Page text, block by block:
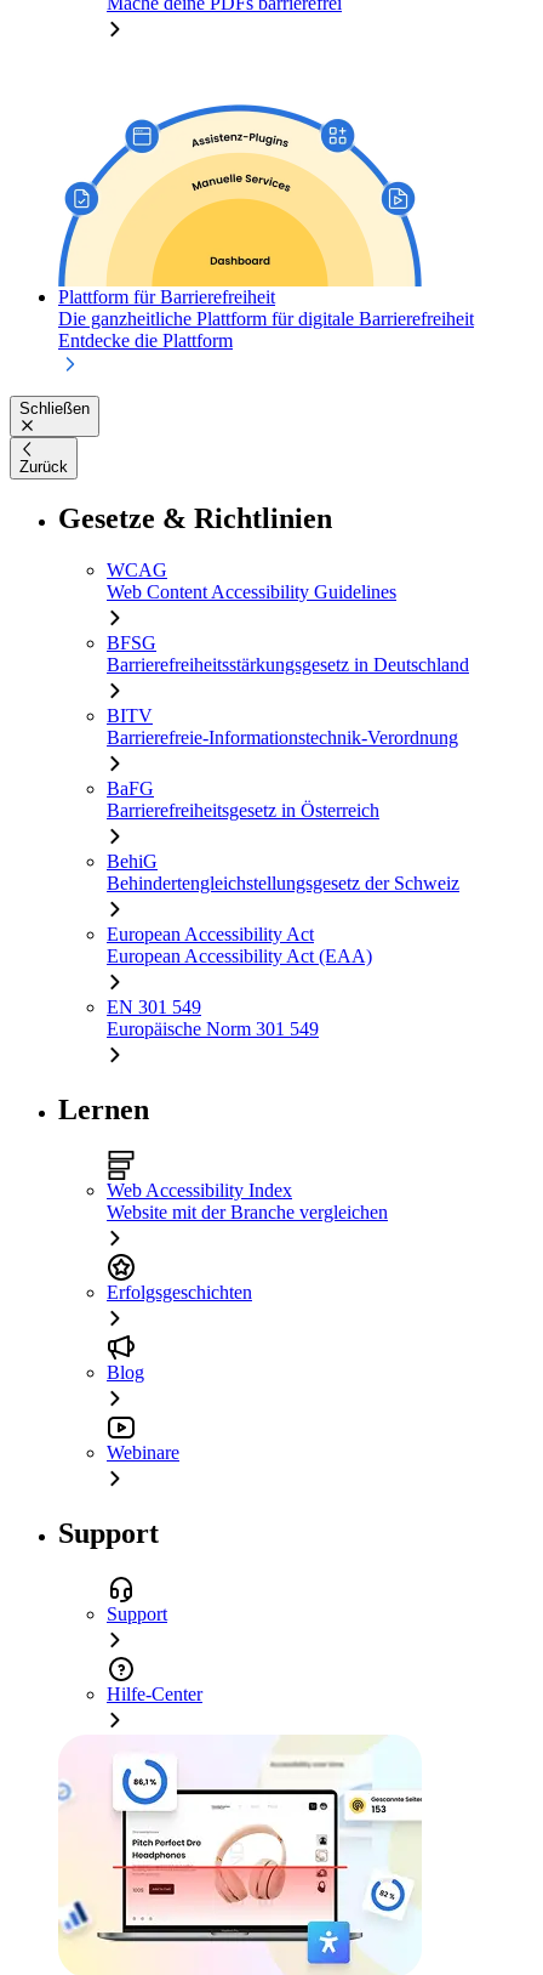
Plattform für Barrierefreiheit
Die ganzheitliche Plattform für digitale Barrierefreiheit
Entdecke die Plattform
Schließen
Zurück
Gesetze & Richtlinien
WCAG
Web Content Accessibility Guidelines
BFSG
Barrierefreiheitsstärkungsgesetz in Deutschland
BITV
Barrierefreie-Informationstechnik-Verordnung
BaFG
Barrierefreiheitsgesetz in Österreich
BehiG
Behindertengleichstellungsgesetz der Schweiz
European Accessibility Act
European Accessibility Act (EAA)
EN 301 549
Europäische Norm 301 549
Lernen
Web Accessibility Index
Website mit der Branche vergleichen
Erfolgsgeschichten
Blog
Webinare
Support
Support
Hilfe-Center